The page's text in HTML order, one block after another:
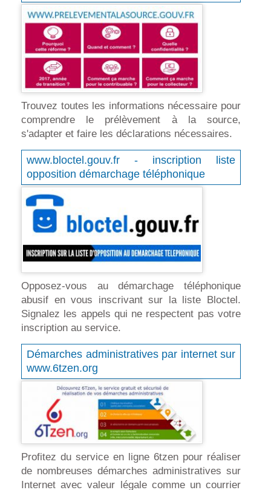
Trouvez toutes les informations nécessaire pour
comprendre le prélèvement à la source,
s'adapter et faire les déclarations nécessaires.
www.bloctel.gouv.fr - inscription liste
opposition démarchage téléphonique
Opposez-vous au démarchage téléphonique
abusif en vous inscrivant sur la liste Bloctel.
Signalez les appels qui ne respectent pas votre
inscription au service.
Démarches administratives par internet sur
www.6tzen.org
Profitez du service en ligne 6tzen pour réaliser
de nombreuses démarches administratives sur
Internet avec valeur légale comme un courrier